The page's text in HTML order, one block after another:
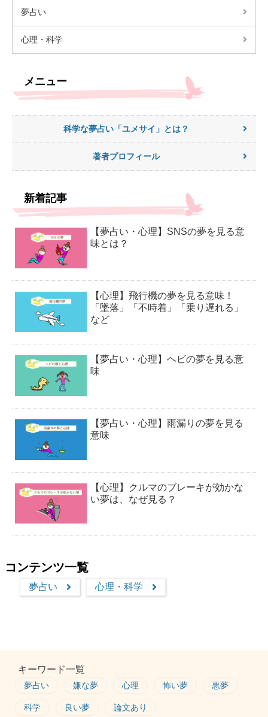
夢占い
心理・科学
メニュー
科学な夢占い「ユメサイ」とは？
著者プロフィール
新着記事
【夢占い・心理】SNSの夢を見る意
味とは？
【心理】飛行機の夢を見る意味！
「墜落」「不時着」「乗り遅れる」
など
【夢占い・心理】ヘビの夢を見る意
味
【夢占い・心理】雨漏りの夢を見る
意味
【心理】クルマのブレーキが効かな
い夢は、なぜ見る？
コンテンツ一覧
夢占い 心理・科学
キーワード一覧
夢占い 嫌な夢 心理 怖い夢 悪夢
科学 良い夢 論文あり